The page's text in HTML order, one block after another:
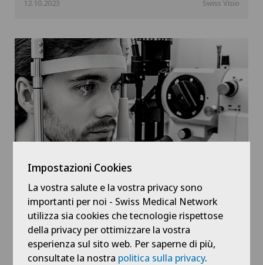
12.10.2023 Swiss Visio
Screening oculistico per pazienti
diabetici
09.10.2023 Swiss Visio
Impostazioni Cookies
La vostra salute e la vostra privacy sono
importanti per noi - Swiss Medical Network
utilizza sia cookies che tecnologie rispettose
della privacy per ottimizzare la vostra
esperienza sul sito web. Per saperne di più,
consultate la nostra politica sulla privacy.